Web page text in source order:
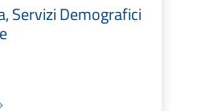
Servizi Demografici